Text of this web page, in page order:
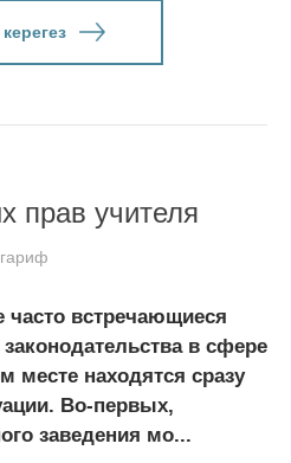
прав учителя
часто встречающиеся
в сфере
месте находятся сразу
Во-первых,
заведения мо...